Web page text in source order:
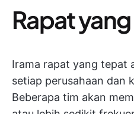
Rapat
Irama rapat yang tepat
setiap perusahaan dan
Beberapa tim akan